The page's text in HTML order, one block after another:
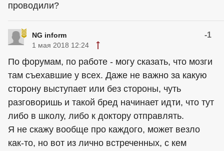
проводили?
NG inform -1
1 мая 2018 12:24
По форумам, по работе - могу сказать, что мозги
там съехавшие у всех. Даже не важно за какую
сторону выступает или без стороны, чуть
разговоришь и такой бред начинает идти, что тут
либо в школу, либо к доктору отправлять.
Я не скажу вообще про каждого, может везло
как-то, но вот из лично встреченных, с кем